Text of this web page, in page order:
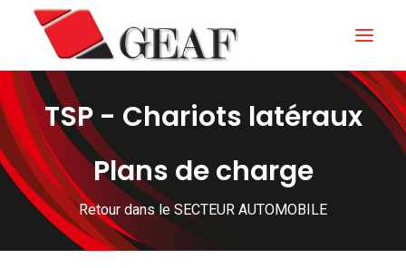
HOME
ENTERPRISE
KNOW-HOW
NOS SECTEURS
TSP - Chariots latéraux
Plans de charge
Retour dans le SECTEUR AUTOMOBILE